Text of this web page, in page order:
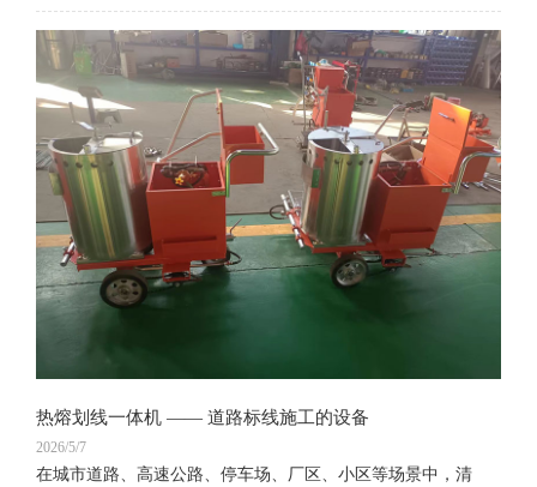
热熔划线一体机 —— 道路标线施工的设备
2026/5/7
在城市道路、高速公路、停车场、厂区、小区等场景中，清